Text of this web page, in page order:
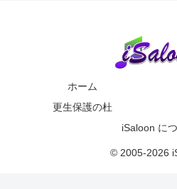
ホーム
更生保護の杜
iSaloon に
© 2005-2026